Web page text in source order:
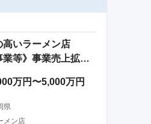
高いラーメン店
業等》事業売上拡大
万円〜5,000万円
県
メン店